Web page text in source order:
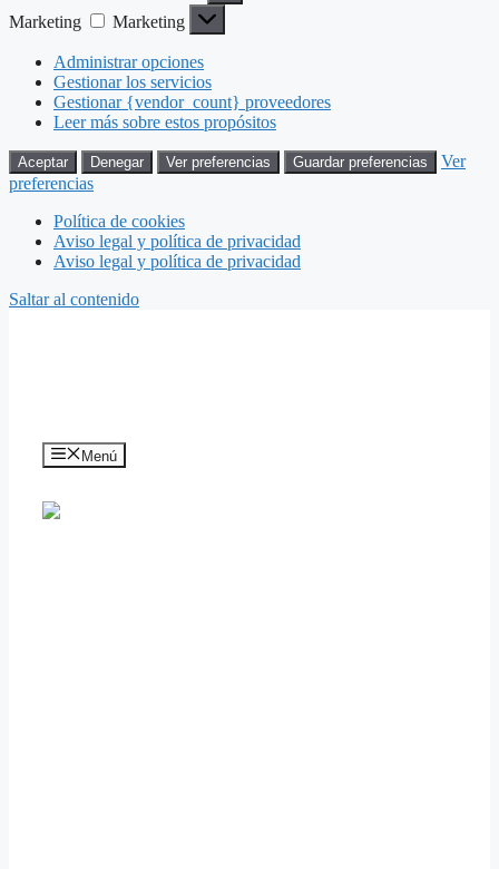
Marketing
Marketing
Administrar opciones
Gestionar los servicios
Gestionar {vendor_count} proveedores
Leer más sobre estos propósitos
Aceptar Denegar Ver preferencias Guardar preferencias
Ver
preferencias
Política de cookies
Aviso legal y política de privacidad
Aviso legal y política de privacidad
Saltar al contenido
Menú